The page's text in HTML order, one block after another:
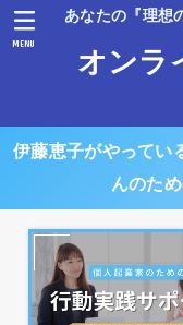
あなたの『理想
オンラ
MENU
伊藤恵子がやってい
んのた